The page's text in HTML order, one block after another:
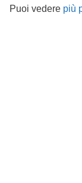
Puoi vedere più